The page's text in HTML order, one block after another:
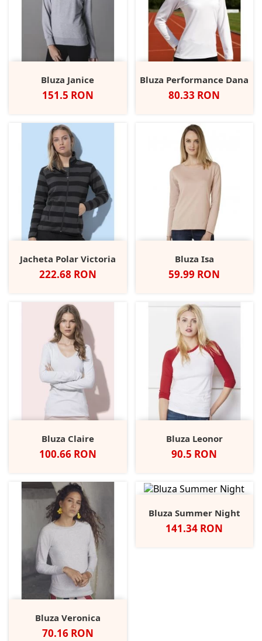
Bluza Janice
Pret
151.5 RON
Bluza Performance Dana
Pret
80.33 RON
Jacheta Polar Victoria
Pret
222.68 RON
Bluza Isa
Pret
59.99 RON
Bluza Claire
Pret
100.66 RON
Bluza Leonor
Pret
90.5 RON
Bluza Veronica
Pret
70.16 RON
Bluza Summer Night
Pret
141.34 RON